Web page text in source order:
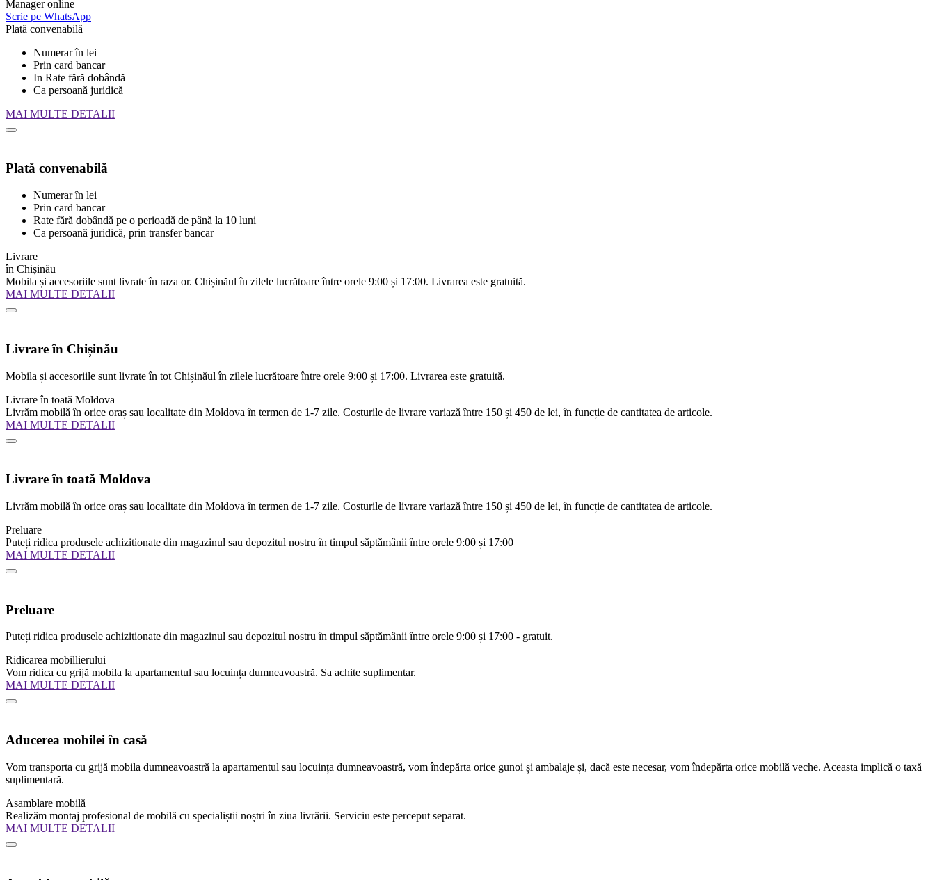
Manager online
Scrie pe WhatsApp
Plată convenabilă
Numerar în lei
Prin card bancar
In Rate fără dobândă
Ca persoană juridică
MAI MULTE DETALII
Plată convenabilă
Numerar în lei
Prin card bancar
Rate fără dobândă pe o perioadă de până la 10 luni
Ca persoană juridică, prin transfer bancar
Livrare
în Chișinău
Mobila și accesoriile sunt livrate în raza or. Chișinăul în zilele lucrătoare între orele 9:00 și 17:00. Livrarea este gratuită.
MAI MULTE DETALII
Livrare în Chișinău
Mobila și accesoriile sunt livrate în tot Chișinăul în zilele lucrătoare între orele 9:00 și 17:00. Livrarea este gratuită.
Livrare în toată Moldova
Livrăm mobilă în orice oraș sau localitate din Moldova în termen de 1-7 zile. Costurile de livrare variază între 150 și 450 de lei, în funcție de cantitatea de articole.
MAI MULTE DETALII
Livrare în toată Moldova
Livrăm mobilă în orice oraș sau localitate din Moldova în termen de 1-7 zile. Costurile de livrare variază între 150 și 450 de lei, în funcție de cantitatea de articole.
Preluare
Puteți ridica produsele achizitionate din magazinul sau depozitul nostru în timpul săptămânii între orele 9:00 și 17:00
MAI MULTE DETALII
Preluare
Puteți ridica produsele achizitionate din magazinul sau depozitul nostru în timpul săptămânii între orele 9:00 și 17:00 - gratuit.
Ridicarea mobillierului
Vom ridica cu grijă mobila la apartamentul sau locuința dumneavoastră. Sa achite suplimentar.
MAI MULTE DETALII
Aducerea mobilei în casă
Vom transporta cu grijă mobila dumneavoastră la apartamentul sau locuința dumneavoastră, vom îndepărta orice gunoi și ambalaje și, dacă este necesar, vom îndepărta orice mobilă veche. Aceasta implică o taxă
suplimentară.
Asamblare mobilă
Realizăm montaj profesional de mobilă cu specialiștii noștri în ziua livrării. Serviciu este perceput separat.
MAI MULTE DETALII